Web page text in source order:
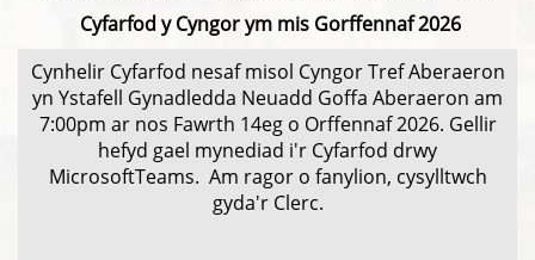
Cyfarfod y Cyngor ym mis Gorffennaf 2026
Cynhelir Cyfarfod nesaf misol Cyngor Tref Aberaeron
yn Ystafell Gynadledda Neuadd Goffa Aberaeron am
7:00pm ar nos Fawrth 14eg o Orffennaf 2026. Gellir
hefyd gael mynediad i'r Cyfarfod drwy
MicrosoftTeams. Am ragor o fanylion, cysylltwch
gyda'r Clerc.